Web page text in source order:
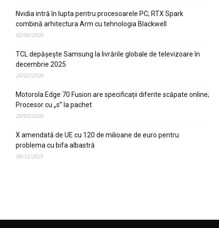
Nvidia intră în lupta pentru procesoarele PC; RTX Spark
combină arhitectura Arm cu tehnologia Blackwell
02/06/2026
TCL depășește Samsung la livrările globale de televizoare în
decembrie 2025
20/02/2026
Motorola Edge 70 Fusion are specificații diferite scăpate online;
Procesor cu „s” la pachet
20/02/2026
X amendată de UE cu 120 de milioane de euro pentru
problema cu bifa albastră
06/12/2025